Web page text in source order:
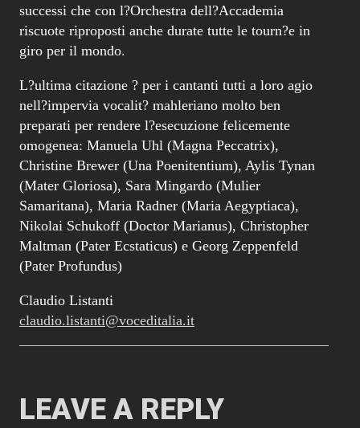
successi che con l?Orchestra dell?Accademia
riscuote riproposti anche durate tutte le tourn?e in
giro per il mondo.
L?ultima citazione ? per i cantanti tutti a loro agio
nell?impervia vocalit? mahleriano molto ben
preparati per rendere l?esecuzione felicemente
omogenea: Manuela Uhl (Magna Peccatrix),
Christine Brewer (Una Poenitentium), Aylis Tynan
(Mater Gloriosa), Sara Mingardo (Mulier
Samaritana), Maria Radner (Maria Aegyptiaca),
Nikolai Schukoff (Doctor Marianus), Christopher
Maltman (Pater Ecstaticus) e Georg Zeppenfeld
(Pater Profundus)
Claudio Listanti
claudio.listanti@voceditalia.it
LEAVE A REPLY